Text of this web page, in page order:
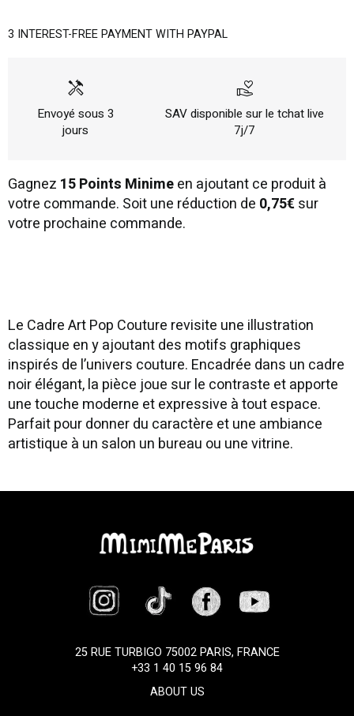
3 INTEREST-FREE PAYMENT WITH PAYPAL
handyman
Envoyé sous 3
jours
volunteer_activism
SAV disponible sur le tchat live
7j/7
Gagnez 15 Points Minimeen ajoutant ce produit à
votre commande. Soit une réduction de 0,75€sur
votre prochaine commande.
Le Cadre Art Pop Couture revisite une illustration
classique en y ajoutant des motifs graphiques
inspirés de l’univers couture. Encadrée dans un cadre
noir élégant, la pièce joue sur le contraste et apporte
une touche moderne et expressive à tout espace.
Parfait pour donner du caractère et une ambiance
artistique à un salon un bureau ou une vitrine.
25 RUE TURBIGO 75002 PARIS, FRANCE
+33 1 40 15 96 84
ABOUT US